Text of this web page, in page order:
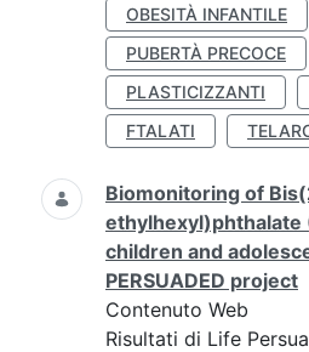
OBESITÀ INFANTILE
PUBERTÀ PRECOCE
PLASTICIZZANTI
FTALATI
Biomonitoring of
ethylhexyl)phthalate
children and
PERSUADED project
Contenuto Web
Risultati di Life